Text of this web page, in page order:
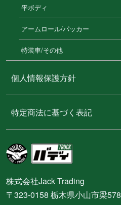
平ボディ
アームロール/パッカー
特装⾞/その他
個人情報保護方針
特定商法に基づく表記
株式会社Jack Trading
〒323-0158 栃木県小山市梁578